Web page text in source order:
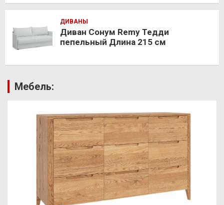
ДИВАНЫ
Диван Сонум Remy Тедди
пепельный Длина 215 см
Мебель: